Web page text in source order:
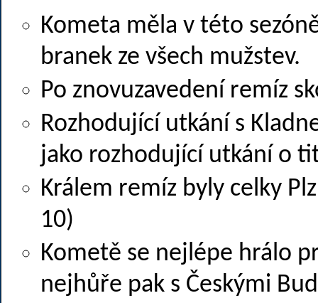
Kometa měla v této
branek ze všech mužstev.
Po znovuzavedení remíz
Rozhodující utkání s
jako rozhodující utkání o
Králem remíz byly celky
10)
Kometě se nejlépe hrálo
nejhůře pak s Českými